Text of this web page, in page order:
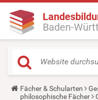
Baden-
Y
o
Fächer & Schularten
philosophische Fächer